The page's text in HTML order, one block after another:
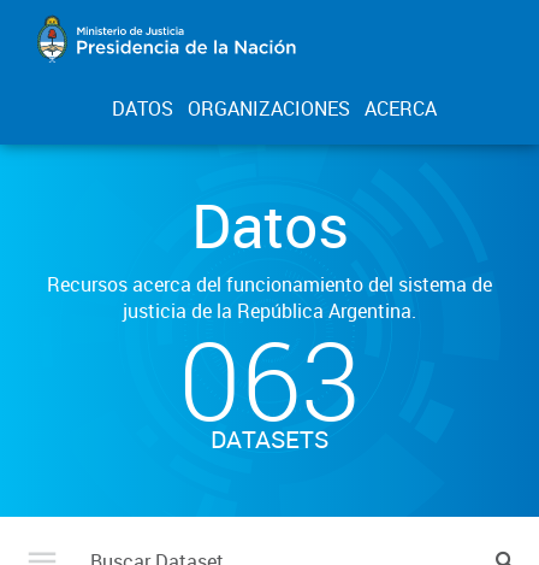
DATOS ORGANIZACIONES ACERCA
Datos
Recursos acerca del funcionamiento del sistema de
justicia de la República Argentina.
063
DATASETS